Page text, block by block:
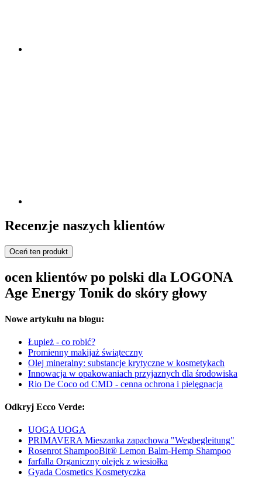
Recenzje naszych klientów
Oceń ten produkt
ocen klientów po polski dla LOGONA
Age Energy Tonik do skóry głowy
Nowe artykułu na blogu:
Łupież - co robić?
Promienny makijaż świąteczny
Olej mineralny: substancje krytyczne w kosmetykach
Innowacja w opakowaniach przyjaznych dla środowiska
Rio De Coco od CMD - cenna ochrona i pielęgnacja
Odkryj Ecco Verde:
UOGA UOGA
PRIMAVERA Mieszanka zapachowa "Wegbegleitung"
Rosenrot ShampooBit® Lemon Balm-Hemp Shampoo
farfalla Organiczny olejek z wiesiołka
Gyada Cosmetics Kosmetyczka